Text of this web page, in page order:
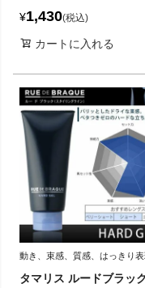
¥1,430 税込
カートに入れる
動き、束感、質感、はっきり表
タマリス ルードブラッ